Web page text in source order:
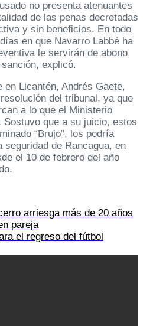
no presenta atenuantes
de las penas decretadas
y sin beneficios. En todo
en que Navarro Labbé ha
le servirán de abono
explicó.
Licantén, Andrés Gaete,
del tribunal, ya que
a lo que el Ministerio
que a su juicio, estos
“Brujo”, los podría
de Rancagua, en
el 10 de febrero del año
arriesga más de 20 años
pareja
el regreso del fútbol